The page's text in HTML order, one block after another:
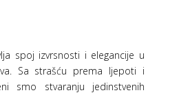
spoj izvrsnosti i elegancije u
Sa strašću prema ljepoti i
smo stvaranju jedinstvenih